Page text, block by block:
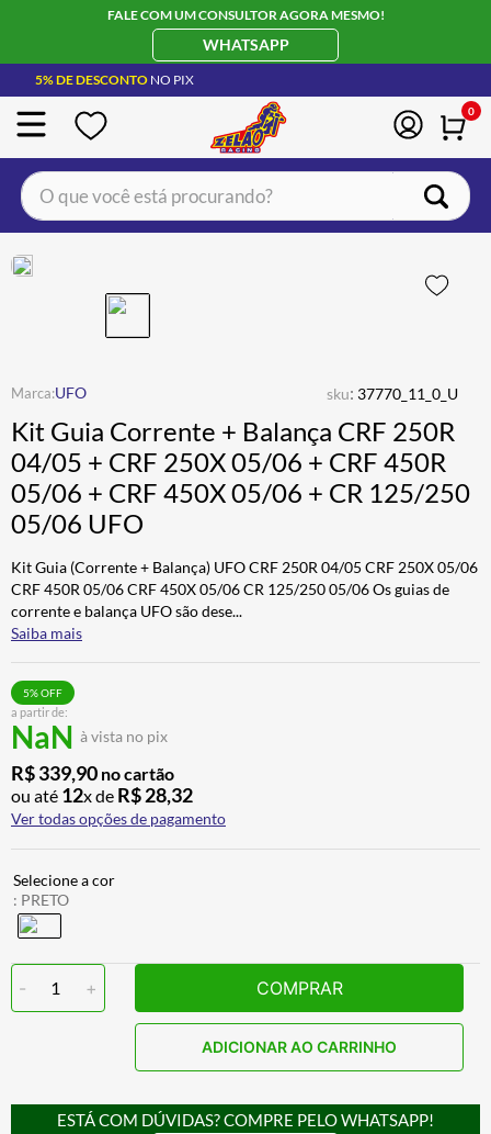
FALE COM UM CONSULTOR AGORA MESMO!
WHATSAPP
5% DE DESCONTO NO PIX
0
O que você está procurando?
UFO sku: 37770_11_0_U
Kit Guia Corrente + Balança CRF 250R
04/05 + CRF 250X 05/06 + CRF 450R
05/06 + CRF 450X 05/06 + CR 125/250
05/06 UFO
Kit Guia (Corrente + Balança) UFO CRF 250R 04/05 CRF 250X 05/06
CRF 450R 05/06 CRF 450X 05/06 CR 125/250 05/06 Os guias de
corrente e balança UFO são dese...
Saiba mais
a partir de:
NaN à vista no pix
5% OFF
R$339,90 no cartão
ou até 12x de R$28,32
Ver todas opções de pagamento
: PRETO
- 1 + COMPRAR
ADICIONAR AO CARRINHO
ESTÁ COM DÚVIDAS? COMPRE PELO WHATSAPP!
BOTA
4º ÓCULOS SOLAR
5º LUVA
6º BAU
7 º ALPINESTAR
9º BOTAS
10º AIROH